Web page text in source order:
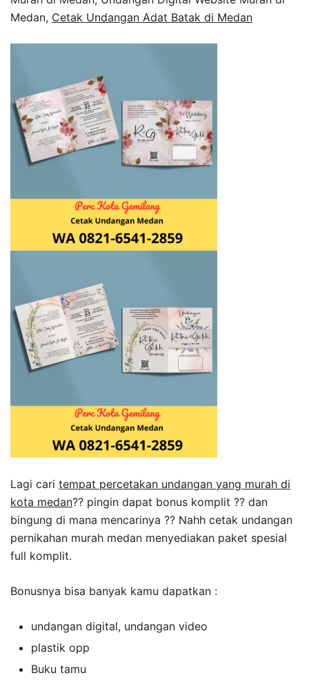
Medan, Cetak Undangan Adat Batak di Medan
Lagi cari tempat percetakan undangan yang murah di
kota medan?? pingin dapat bonus komplit ?? dan
bingung di mana mencarinya ?? Nahh cetak undangan
pernikahan murah medan menyediakan paket spesial
full komplit.
Bonusnya bisa banyak kamu dapatkan :
undangan digital, undangan video
plastik opp
Buku tamu